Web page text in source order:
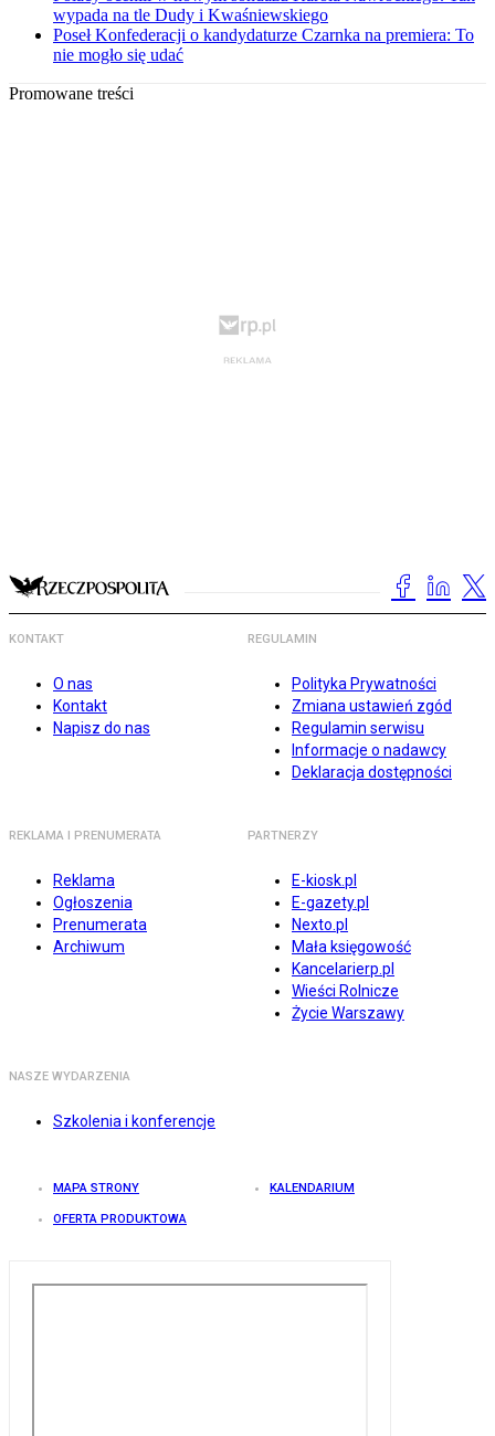
wypada na tle Dudy i Kwaśniewskiego
Poseł Konfederacji o kandydaturze Czarnka na premiera: To
nie mogło się udać
Promowane treści
KONTAKT
O nas
Kontakt
Napisz do nas
REGULAMIN
Polityka Prywatności
Zmiana ustawień zgód
Regulamin serwisu
Informacje o nadawcy
Deklaracja dostępności
REKLAMA I PRENUMERATA
Reklama
Ogłoszenia
Prenumerata
Archiwum
PARTNERZY
E-kiosk.pl
E-gazety.pl
Nexto.pl
Mała księgowość
Kancelarierp.pl
Wieści Rolnicze
Życie Warszawy
NASZE WYDARZENIA
Szkolenia i konferencje
MAPA STRONY KALENDARIUM
OFERTA PRODUKTOWA